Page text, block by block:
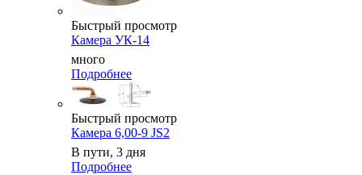
Быстрый просмотр
Камера УК-14
много
Подробнее
Быстрый просмотр
Камера 6,00-9 JS2
В пути, 3 дня
Подробнее